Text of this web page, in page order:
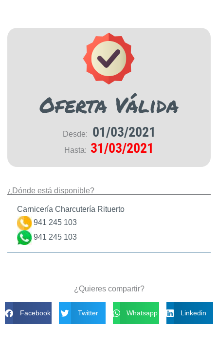
Oferta Válida
Desde: 01/03/2021
Hasta: 31/03/2021
¿Dónde está disponible?
Carnicería Charcutería Rituerto
941 245 103
941 245 103
¿Quieres compartir?
Facebook Twitter Whatsapp Linkedin